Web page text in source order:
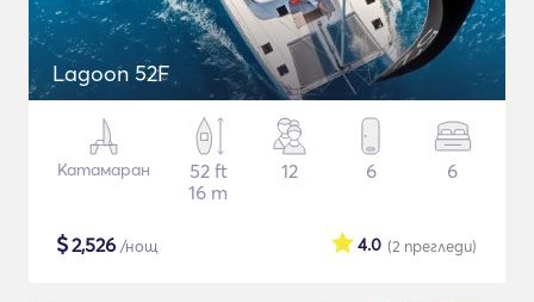
Lagoon 52F
Катамаран
52 ft
16 m
12 6 6
$2,526 /нощ (2 прегледи)
4.0